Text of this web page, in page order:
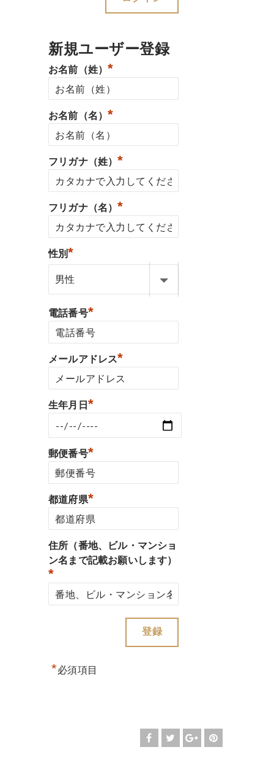
新規ユーザー登録
お名前（姓）*
お名前（名）*
フリガナ（姓）*
フリガナ（名）*
性別*
電話番号*
メールアドレス*
生年月日 *
郵便番号*
都道府県*
住所（番地、ビル・マンショ
ン名まで記載お願いします）
*
*必須項目